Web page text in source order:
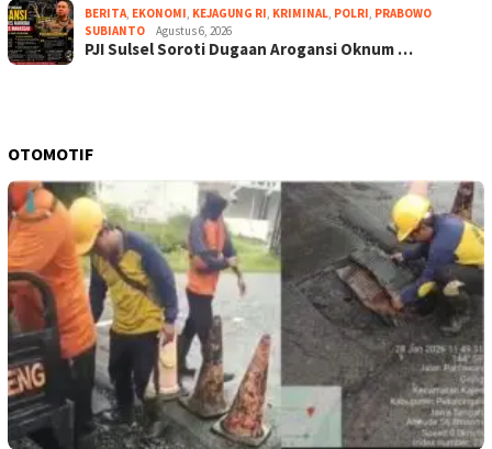
BERITA EKONOMI KEJAGUNG RI KRIMINAL POLRI PRABOWO
SUBIANTO
Agustus 6, 2026
PJI Sulsel Soroti Dugaan Arogansi Oknum …
OTOMOTIF